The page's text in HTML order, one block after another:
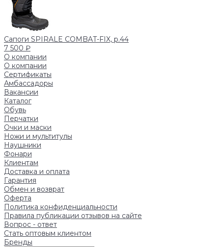
Сапоги SPIRALE COMBAT-FIX, р.44
7 500 ₽
О компании
О компании
Сертификаты
Амбассадоры
Вакансии
Каталог
Обувь
Перчатки
Очки и маски
Ножи и мультитулы
Наушники
Фонари
Клиентам
Доставка и оплата
Гарантия
Обмен и возврат
Оферта
Политика конфиденциальности
Правила публикации отзывов на сайте
Вопрос - ответ
Стать оптовым клиентом
Бренды